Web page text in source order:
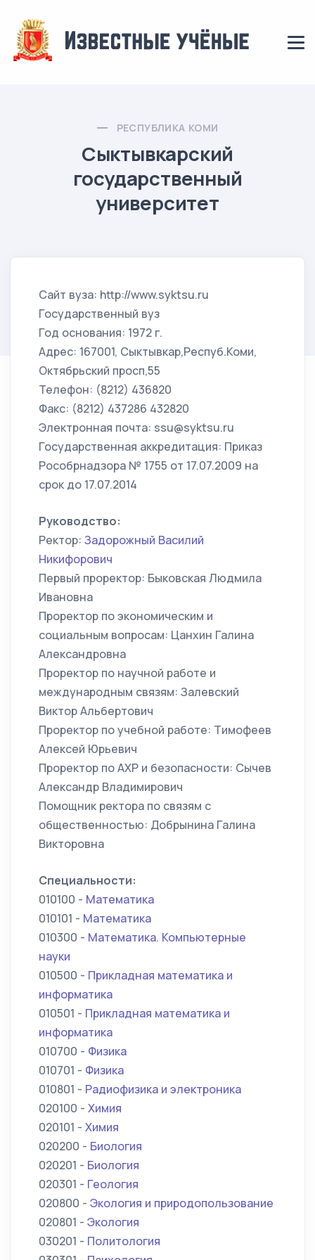
РЕСПУБЛИКА КОМИ
Сыктывкарский
государственный
университет
Сайт вуза: http://www.syktsu.ru
Государственный вуз
Год основания: 1972 г.
Адрес: 167001, Сыктывкар,Респуб.Коми,
Октябрьский просп,55
Телефон: (8212) 436820
Факс: (8212) 437286 432820
Электронная почта: ssu@syktsu.ru
Государственная аккредитация: Приказ
Рособрнадзора № 1755 от 17.07.2009 на
срок до 17.07.2014
Руководство:
Ректор: Задорожный Василий
Никифорович
Первый проректор: Быковская Людмила
Ивановна
Проректор по экономическим и
социальным вопросам: Цанхин Галина
Александровна
Проректор по научной работе и
международным связям: Залевский
Виктор Альбертович
Проректор по учебной работе: Тимофеев
Алексей Юрьевич
Проректор по АХР и безопасности: Сычев
Александр Владимирович
Помощник ректора по связям с
общественностью: Добрынина Галина
Викторовна
Специальности:
010100 - Математика
010101 - Математика
010300 - Математика. Компьютерные
науки
010500 - Прикладная математика и
информатика
010501 - Прикладная математика и
информатика
010700 - Физика
010701 - Физика
010801 - Радиофизика и электроника
020100 - Химия
020101 - Химия
020200 - Биология
020201 - Биология
020301 - Геология
020800 - Экология и природопользование
020801 - Экология
030201 - Политология